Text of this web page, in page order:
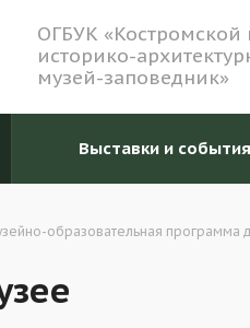
ОГБУК «Костромской
историко-
музей-заповедник»
Выставки и события
образовательная программа